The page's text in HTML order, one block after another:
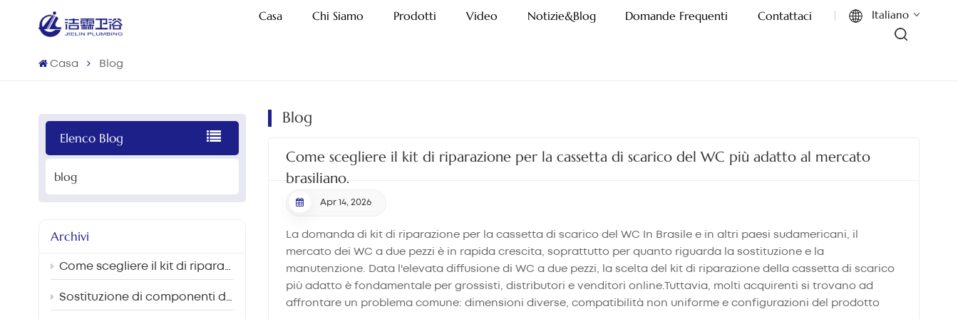
Casa Chi Siamo Prodotti Video Notizie&Blog Domande Frequenti Contattaci Italiano
Português
Casa Blog
Elenco Blog
blog
Archivi
Come scegliere il kit di riparazione per la cassetta di scarico del WC più adatto al mercato brasiliano.
Sostituzione di componenti della cassetta di scarico del WC e interventi per il risparmio idrico in progetti di ristrutturazione di strutture sanitarie e scolastiche.
Blog
Come scegliere il kit di riparazione per la cassetta di scarico del WC più adatto al mercato
brasiliano.
Apr 14, 2026
La domanda di kit di riparazione per la cassetta di scarico del WC In Brasile e in altri paesi sudamericani, il
mercato dei WC a due pezzi è in rapida crescita, soprattutto per quanto riguarda la sostituzione e la
manutenzione. Data l'elevata diffusione di WC a due pezzi, la scelta del kit di riparazione della cassetta di scarico
più adatto è fondamentale per grossisti, distributori e venditori online.Tuttavia, molti acquirenti si trovano ad
affrontare un problema comune: dimensioni diverse, compatibilità non uniforme e configurazioni del prodotto